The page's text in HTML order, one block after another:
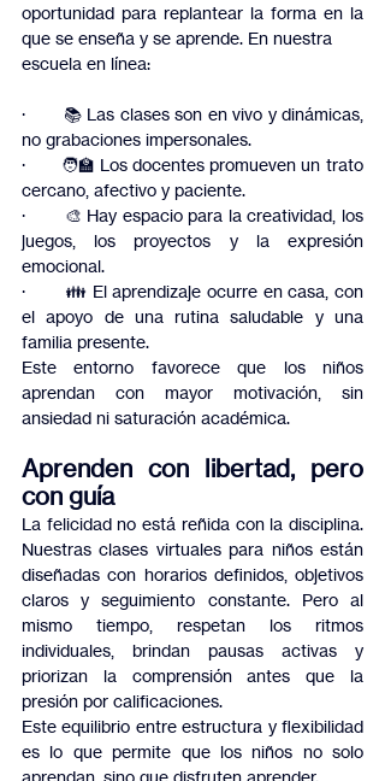
oportunidad para replantear la forma en la
que se enseña y se aprende. En nuestra
escuela en línea:
·         📚 Las clases son en vivo y dinámicas,
no grabaciones impersonales.
·         🧑‍🏫 Los docentes promueven un trato
cercano, afectivo y paciente.
·         🎨 Hay espacio para la creatividad, los
juegos, los proyectos y la expresión
emocional.
·         👪 El aprendizaje ocurre en casa, con
el apoyo de una rutina saludable y una
familia presente.
Este entorno favorece que los niños
aprendan con mayor motivación, sin
ansiedad ni saturación académica.
Aprenden con libertad, pero
con guía
La felicidad no está reñida con la disciplina.
Nuestras clases virtuales para niños están
diseñadas con horarios definidos, objetivos
claros y seguimiento constante. Pero al
mismo tiempo, respetan los ritmos
individuales, brindan pausas activas y
priorizan la comprensión antes que la
presión por calificaciones.
Este equilibrio entre estructura y flexibilidad
es lo que permite que los niños no solo